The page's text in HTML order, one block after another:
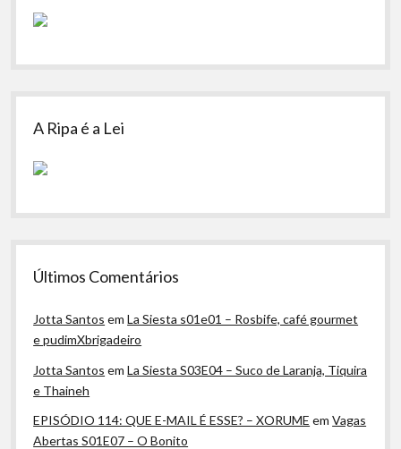
A Ripa é a Lei
Últimos Comentários
Jotta Santos emLa Siesta s01e01 – Rosbife, café gourmet
e pudimXbrigadeiro
Jotta Santos emLa Siesta S03E04 – Suco de Laranja, Tiquira
e Thaineh
EPISÓDIO 114: QUE E-MAIL É ESSE? – XORUME emVagas
Abertas S01E07 – O Bonito